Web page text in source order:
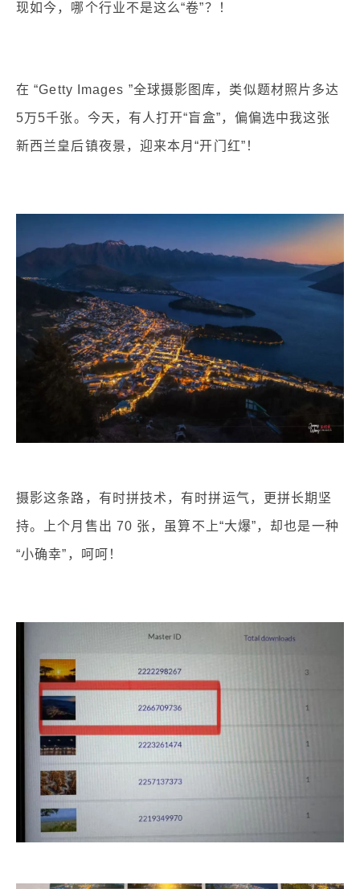
现如今，哪个行业不是这么“卷”？！
在 “Getty Images ”全球摄影图库，类似题材照片多达
5万5千张。今天，有人打开“盲盒”，偏偏选中我这张
新西兰皇后镇夜景，迎来本月“开门红”！
摄影这条路，有时拼技术，有时拼运气，更拼长期坚
持。上个月售出 70 张，虽算不上“大爆”，却也是一种
“小确幸”，呵呵！